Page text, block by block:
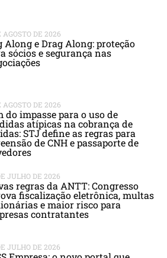
AGOSTO DE 2026
Along e Drag Along: proteção
sócios e segurança nas
AGOSTO DE 2026
do impasse para o uso de
atípicas na cobrança de
STJ define as regras para
de CNH e passaporte de
JULHO DE 2026
regras da ANTT: Congresso
fiscalização eletrônica, multas
e maior risco para
contratantes
JULHO DE 2026